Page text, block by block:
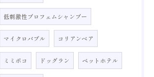
低刺激性プロフェムシャンプー
マイクロバブル コリアンベア
ミミポコ ドッグラン ペットホテル